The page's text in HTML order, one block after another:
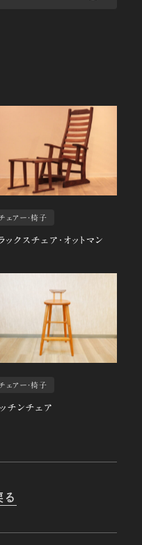
ェアー・椅子
ックスチェア・オットマン
ェアー・椅子
チンチェア
る